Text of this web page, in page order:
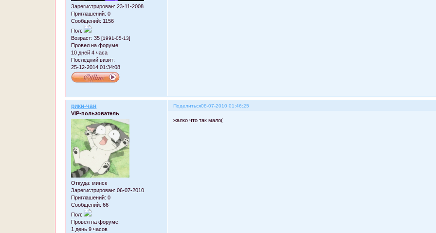
Зарегистрирован: 23-11-2008
Приглашений: 0
Сообщений: 1156
Пол:
Возраст: 35[1991-05-13]
Провел на форуме:
10 дней 4 часа
Последний визит:
25-12-2014 01:34:08
Поделиться08-07-2010 01:46:25
рики-чан
VIP-пользователь
Откуда: минск
Зарегистрирован: 06-07-2010
Приглашений: 0
Сообщений: 66
Пол:
Провел на форуме:
1 день 9 часов
жалко что так мало(